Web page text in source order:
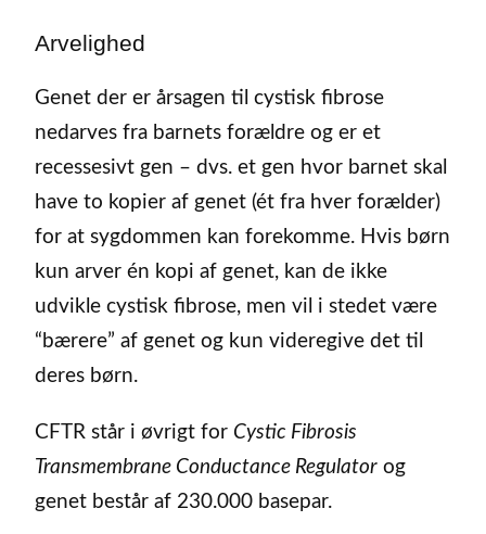
Arvelighed
Genet der er årsagen til cystisk fibrose
nedarves fra barnets forældre og er et
recessesivt gen – dvs. et gen hvor barnet skal
have to kopier af genet (ét fra hver forælder)
for at sygdommen kan forekomme. Hvis børn
kun arver én kopi af genet, kan de ikke
udvikle cystisk fibrose, men vil i stedet være
“bærere” af genet og kun videregive det til
deres børn.
CFTR står i øvrigt for Cystic Fibrosis
Transmembrane Conductance Regulator og
genet består af 230.000 basepar.